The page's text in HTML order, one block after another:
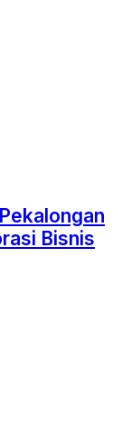
Bisnis